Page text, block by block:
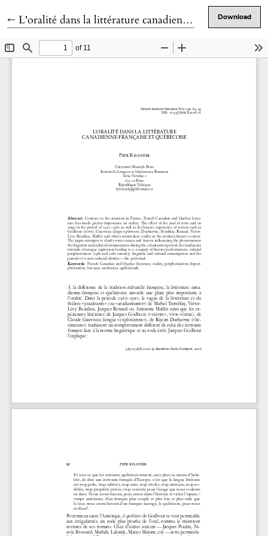
← Return to Article Details
L'oralité dans la littérature canadienne-française et québécoise Download